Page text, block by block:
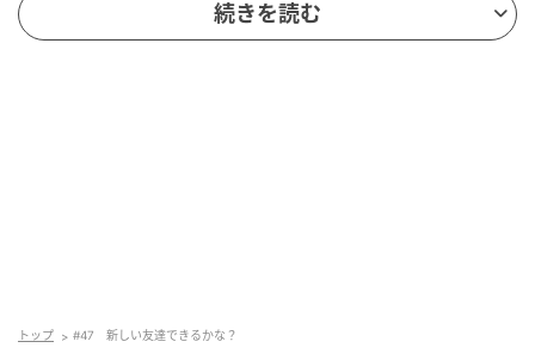
続きを読む
トップ #47 新しい友達できるかな？